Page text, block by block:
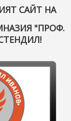
САЙТ НА
"ПРОФ.